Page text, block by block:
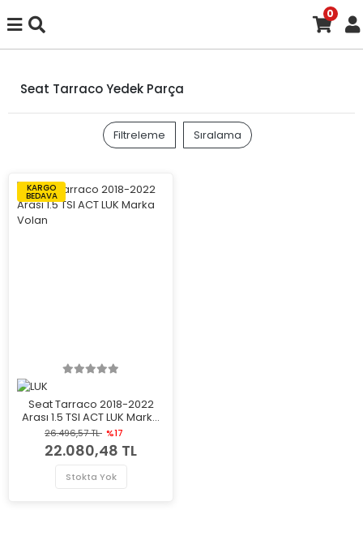
0
Seat Tarraco Yedek Parça
Filtreleme Sıralama
KARGO
BEDAVA
Seat Tarraco 2018-2022
Arası 1.5 TSI ACT LUK Marka
Volan
26.496,57 TL %17
22.080,48 TL
Stokta Yok